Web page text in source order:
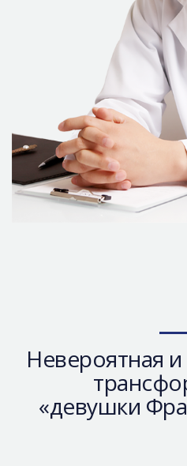
Невероятная
«девушки